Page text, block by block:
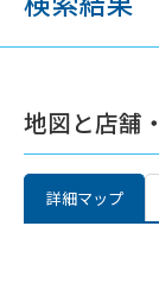
地図と店舗
詳細マップ